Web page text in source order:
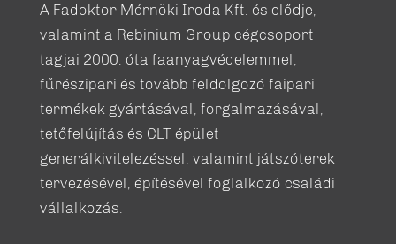
A Fadoktor Mérnöki Iroda Kft. és elődje,
valamint a Rebinium Group cégcsoport
tagjai 2000. óta faanyagvédelemmel,
fűrészipari és tovább feldolgozó faipari
termékek gyártásával, forgalmazásával,
tetőfelújítás és CLT épület
generálkivitelezéssel, valamint játszóterek
tervezésével, építésével foglalkozó családi
vállalkozás.